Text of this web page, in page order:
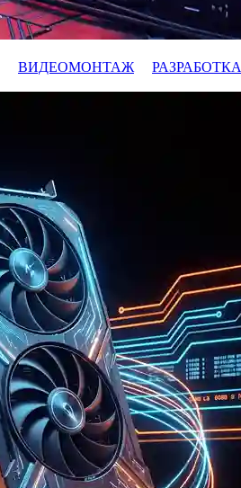
ВИДЕОМОНТАЖ РАЗРАБОТКА